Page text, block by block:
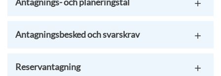
Antagningsbesked och svarskrav
Reservantagning